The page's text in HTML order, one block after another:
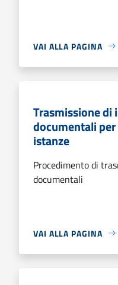
VAI ALLA PAGINA
Trasmissione di
documentali
istanze
Procedimento di
documentali
VAI ALLA PAGINA